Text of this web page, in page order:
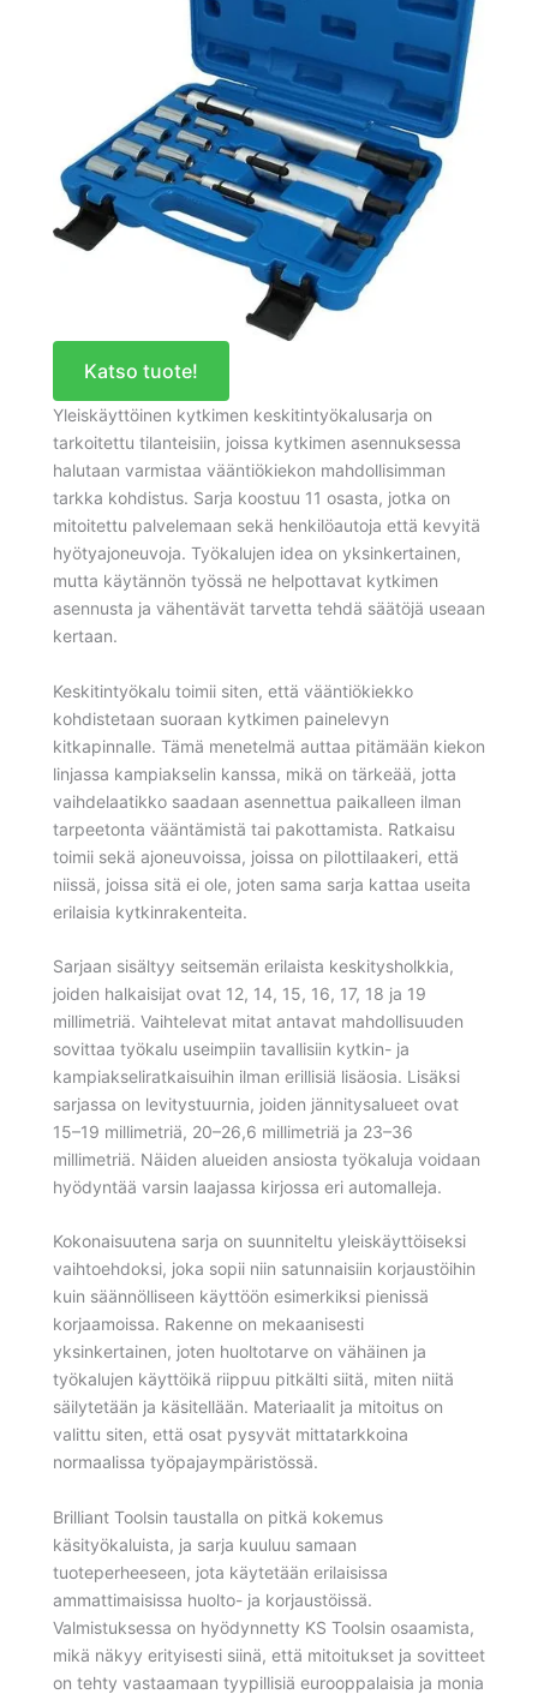
Katso tuote!
Yleiskäyttöinen kytkimen keskitintyökalusarja on
tarkoitettu tilanteisiin, joissa kytkimen asennuksessa
halutaan varmistaa vääntiökiekon mahdollisimman
tarkka kohdistus. Sarja koostuu 11 osasta, jotka on
mitoitettu palvelemaan sekä henkilöautoja että kevyitä
hyötyajoneuvoja. Työkalujen idea on yksinkertainen,
mutta käytännön työssä ne helpottavat kytkimen
asennusta ja vähentävät tarvetta tehdä säätöjä useaan
kertaan.
Keskitintyökalu toimii siten, että vääntiökiekko
kohdistetaan suoraan kytkimen painelevyn
kitkapinnalle. Tämä menetelmä auttaa pitämään kiekon
linjassa kampiakselin kanssa, mikä on tärkeää, jotta
vaihdelaatikko saadaan asennettua paikalleen ilman
tarpeetonta vääntämistä tai pakottamista. Ratkaisu
toimii sekä ajoneuvoissa, joissa on pilottilaakeri, että
niissä, joissa sitä ei ole, joten sama sarja kattaa useita
erilaisia kytkinrakenteita.
Sarjaan sisältyy seitsemän erilaista keskitysholkkia,
joiden halkaisijat ovat 12, 14, 15, 16, 17, 18 ja 19
millimetriä. Vaihtelevat mitat antavat mahdollisuuden
sovittaa työkalu useimpiin tavallisiin kytkin- ja
kampiakseliratkaisuihin ilman erillisiä lisäosia. Lisäksi
sarjassa on levitystuurnia, joiden jännitysalueet ovat
15–19 millimetriä, 20–26,6 millimetriä ja 23–36
millimetriä. Näiden alueiden ansiosta työkaluja voidaan
hyödyntää varsin laajassa kirjossa eri automalleja.
Kokonaisuutena sarja on suunniteltu yleiskäyttöiseksi
vaihtoehdoksi, joka sopii niin satunnaisiin korjaustöihin
kuin säännölliseen käyttöön esimerkiksi pienissä
korjaamoissa. Rakenne on mekaanisesti
yksinkertainen, joten huoltotarve on vähäinen ja
työkalujen käyttöikä riippuu pitkälti siitä, miten niitä
säilytetään ja käsitellään. Materiaalit ja mitoitus on
valittu siten, että osat pysyvät mittatarkkoina
normaalissa työpajaympäristössä.
Brilliant Toolsin taustalla on pitkä kokemus
käsityökaluista, ja sarja kuuluu samaan
tuoteperheeseen, jota käytetään erilaisissa
ammattimaisissa huolto- ja korjaustöissä.
Valmistuksessa on hyödynnetty KS Toolsin osaamista,
mikä näkyy erityisesti siinä, että mitoitukset ja sovitteet
on tehty vastaamaan tyypillisiä eurooppalaisia ja monia